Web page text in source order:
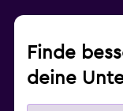
Finde
deine